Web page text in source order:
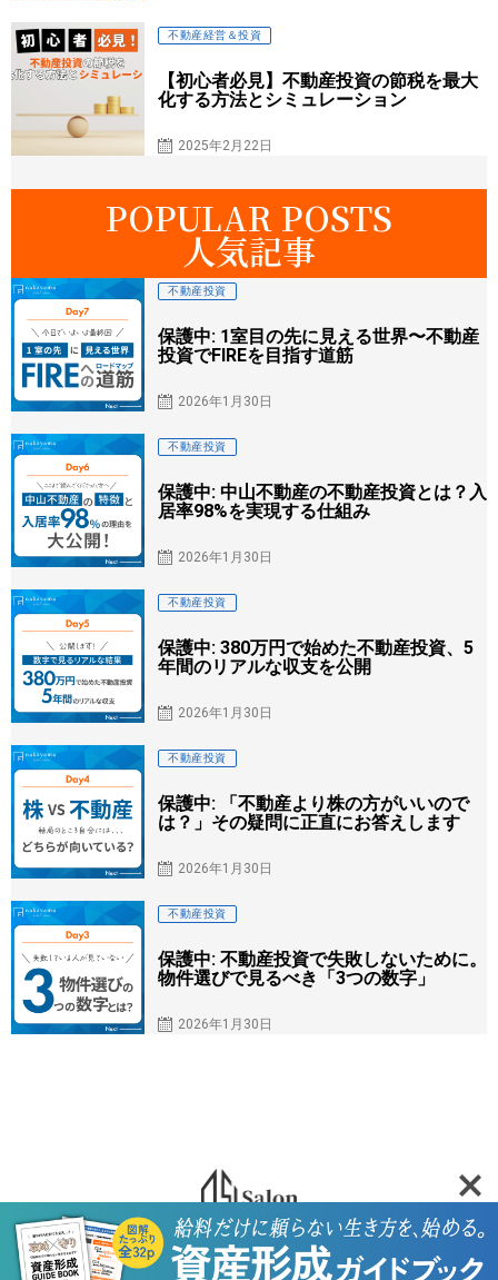
不動産経営＆投資
【初心者必見】不動産投資の節税を最大
化する方法とシミュレーション
2025年2月22日
POPULAR POSTS
人気記事
不動産投資
保護中: 1室目の先に見える世界〜不動産
投資でFIREを目指す道筋
2026年1月30日
不動産投資
保護中: 中山不動産の不動産投資とは？入
居率98%を実現する仕組み
2026年1月30日
不動産投資
保護中: 380万円で始めた不動産投資、5
年間のリアルな収支を公開
2026年1月30日
不動産投資
保護中: 「不動産より株の方がいいので
は？」その疑問に正直にお答えします
2026年1月30日
不動産投資
保護中: 不動産投資で失敗しないために。
物件選びで見るべき「3つの数字」
2026年1月30日
HOME